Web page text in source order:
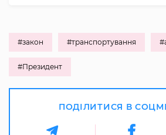
#закон #транспортування
#Президент
ПОДІЛИТИСЯ В